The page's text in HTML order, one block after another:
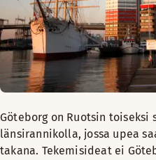
Göteborg on Ruotsin
länsirannikolla, jossa upea
takana. Tekemisideat ei